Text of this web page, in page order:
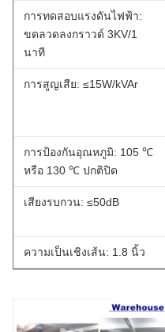
การทดสอบแรงดันไฟฟ้า:
ขดลวดลงกราวด์ 3KV/1
นาที
การสูญเสีย: ≤15W/kVAr
การป้องกันอุณหภูมิ: 105 ℃
หรือ 130 ℃ ปกติปิด
เสียงรบกวน: ≤50dB
ความเป็นเชิงเส้น: 1.8 นิ้ว